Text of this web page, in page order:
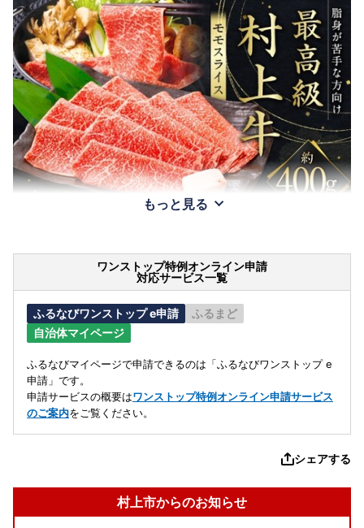
もっと見る
ワンストップ特例オンライン申請
対応サービス一覧
ふるなびワンストップ e申請
ふるまど
自治体マイページ
ふるなびマイページで申請できるのは「ふるなびワンストップ e
申請」です。
申請サービスの概要はワンストップ特例オンライン申請サービス
のご案内をご覧ください。
シェアする
村上市からのお知らせ